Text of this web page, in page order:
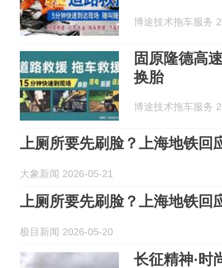
博途技术拖车服务
固原隆德高
换胎
博途技术拖车服务
上厕所要先刷脸？上海地铁回
大象新闻 2026-05-21
上厕所要先刷脸？上海地铁回
极目新闻 2026-05-20
长征精神·时